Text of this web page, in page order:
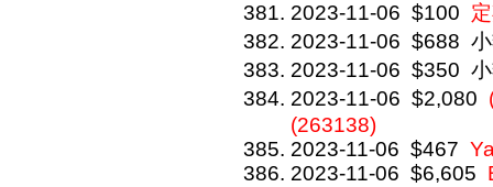
2023-11-06 $100
2023-11-06 $688
2023-11-06 $350
2023-11-06 $2,080
(263138)
2023-11-06 $467
2023-11-06 $6,605